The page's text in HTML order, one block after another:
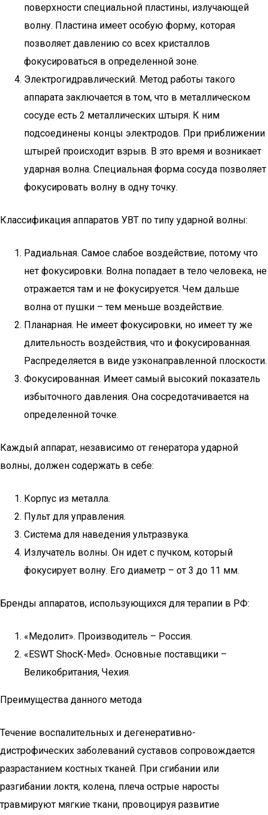
поверхности специальной пластины, излучающей
волну. Пластина имеет особую форму, которая
позволяет давлению со всех кристаллов
фокусироваться в определенной зоне.
Электрогидравлический. Метод работы такого
аппарата заключается в том, что в металлическом
сосуде есть 2 металлических штыря. К ним
подсоединены концы электродов. При приближении
штырей происходит взрыв. В это время и возникает
ударная волна. Специальная форма сосуда позволяет
фокусировать волну в одну точку.
Классификация аппаратов УВТ по типу ударной волны:
Радиальная. Самое слабое воздействие, потому что
нет фокусировки. Волна попадает в тело человека, не
отражается там и не фокусируется. Чем дальше
волна от пушки – тем меньше воздействие.
Планарная. Не имеет фокусировки, но имеет ту же
длительность воздействия, что и фокусированная.
Распределяется в виде узконаправленной плоскости.
Фокусированная. Имеет самый высокий показатель
избыточного давления. Она сосредотачивается на
определенной точке.
Каждый аппарат, независимо от генератора ударной
волны, должен содержать в себе:
Корпус из металла.
Пульт для управления.
Система для наведения ультразвука.
Излучатель волны. Он идет с пучком, который
фокусирует волну. Его диаметр – от 3 до 11 мм.
Бренды аппаратов, использующихся для терапии в РФ:
«Медолит». Производитель – Россия.
«ESWT ShocK-Med». Основные поставщики –
Великобритания, Чехия.
Преимущества данного метода
Течение воспалительных и дегенеративно-
дистрофических заболеваний суставов сопровождается
разрастанием костных тканей. При сгибании или
разгибании локтя, колена, плеча острые наросты
травмируют мягкие ткани, провоцируя развитие